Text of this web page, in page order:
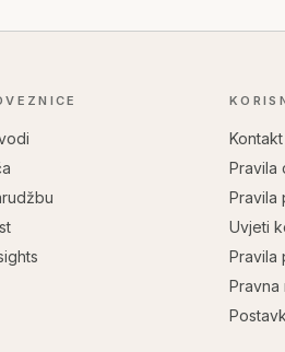
Kontakt
Pravila
Pravila
Uvjeti
Pravila
Pravna